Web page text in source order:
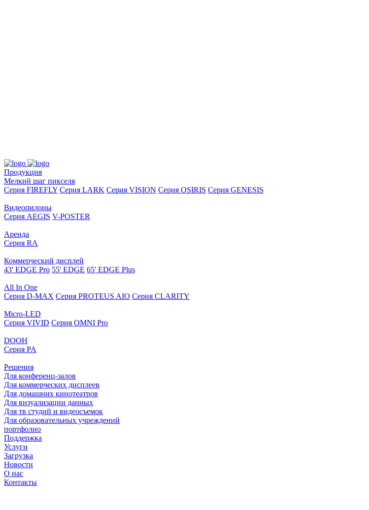
Продукция
Мелкий шаг пикселя
Серия FIREFLY Серия LARK Серия VISION Серия OSIRIS Серия GENESIS
Видеопилоны
Серия AEGIS V-POSTER
Аренда
Серия RA
Коммерческий дисплей
43' EDGE Pro 55' EDGE 65' EDGE Plus
All In One
Серия D-MAX Серия PROTEUS AIO Серия CLARITY
Micro-LED
Серия VIVID Серия OMNI Pro
DOOH
Серия PA
Решения
Для конференц-залов
Для коммерческих дисплеев
Для домашних кинотеатров
Для визуализации данных
Для тв студий и видеосъемок
Для образовательных учреждений
портфолио
Поддержка
Услуги
Загрузка
Новости
О нас
Контакты